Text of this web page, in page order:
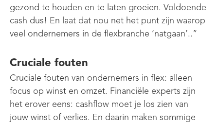
gezond te houden en te laten groeien. Voldoende
cash dus! En laat dat nou net het punt zijn waarop
veel ondernemers in de flexbranche ‘natgaan’..”
Cruciale fouten
Cruciale fouten van ondernemers in flex: alleen
focus op winst en omzet. Financiële experts zijn
het erover eens: cashflow moet je los zien van
jouw winst of verlies. En daarin maken sommige